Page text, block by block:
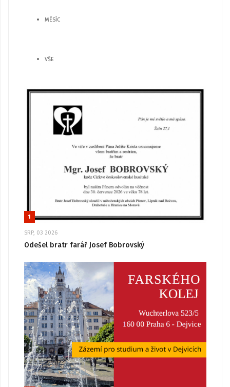
MĚSÍC
VŠE
1
SRP, 03 2026
Odešel bratr farář Josef Bobrovský